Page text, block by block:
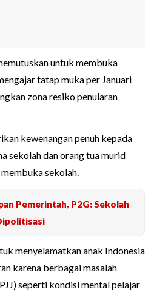
untuk membuka
tatap muka per Januari
zona resiko penularan
kewenangan penuh kepada
sekolah dan orang tua murid
sekolah.
Pemerintah, P2G: Sekolah
menyelamatkan anak Indonesia
karena berbagai masalah
seperti kondisi mental pelajar